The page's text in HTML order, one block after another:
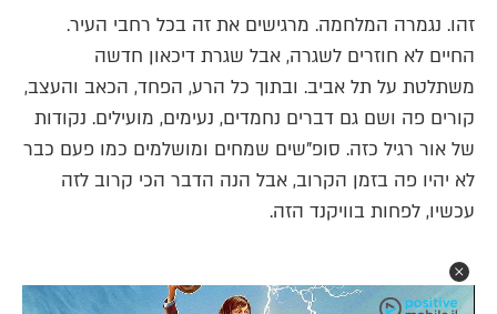
זהו. נגמרה המלחמה. מרגישים את זה בכל רחבי העיר.
החיים לא חוזרים לשגרה, אבל שגרת דיכאון חדשה
משתלטת על תל אביב. ובתוך כל הרע, הפחד, הכאב והעצב,
קורים פה ושם גם דברים נחמדים, נעימים, מועילים. נקודות
של אור רגיל כזה. סופ"שים שמחים ומושלמים כמו פעם כבר
לא יהיו פה בזמן הקרוב, אבל הנה הדבר הכי קרוב לזה
עכשיו, לפחות בוויקנד הזה.